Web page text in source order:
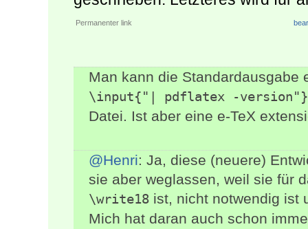
Permanenter link
Man kann die Standardausgabe
\input{"| pdflatex -version"}
Datei. Ist aber eine e-TeX
@Henri: Ja, diese (neuere)
sie aber weglassen, weil sie für
\write18 ist, nicht notwendig ist
Mich hat daran auch schon